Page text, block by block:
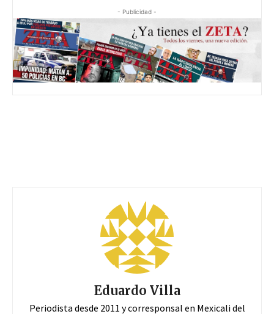
- Publicidad -
Eduardo Villa
Periodista desde 2011 y corresponsal en Mexicali del